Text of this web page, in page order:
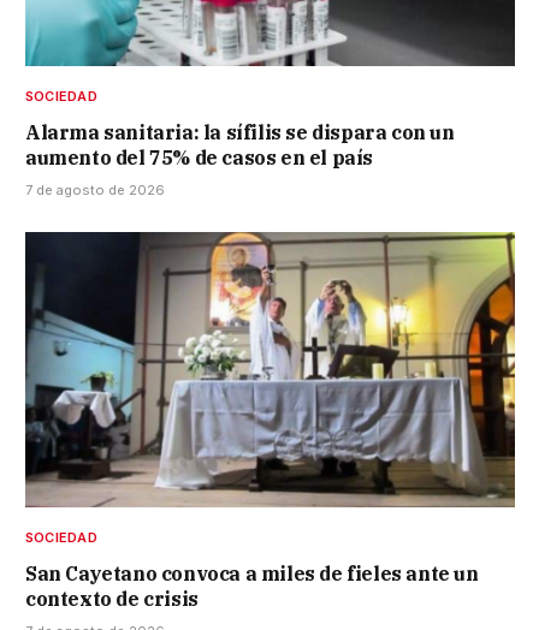
SOCIEDAD
Alarma sanitaria: la sífilis se dispara con un
aumento del 75% de casos en el país
7 de agosto de 2026
SOCIEDAD
San Cayetano convoca a miles de fieles ante un
contexto de crisis